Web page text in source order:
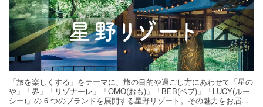
「旅を楽しくする」をテーマに、旅の目的や過ごし方にあわせて「星の
や」「界」「リゾナーレ」「OMO(おも)」「BEB(ベブ)」「LUCY(ルー
シー)」の 6 つのブランドを展開する星野リゾート。その魅力をお届け